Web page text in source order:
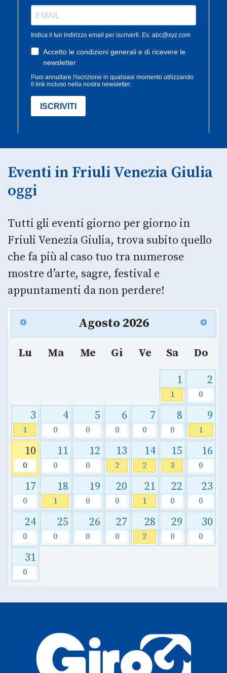
Eventi in Friuli Venezia Giulia
oggi
Tutti gli eventi giorno per giorno in
Friuli Venezia Giulia, trova subito quello
che fa più al caso tuo tra numerose
mostre d’arte, sagre, festival e
appuntamenti da non perdere!
Agosto 2026
Lu Ma Me Gi Ve Sa
Do
1
1
2
0
3
1
4
0
5
0
6
0
7
0
8
0
9
1
10
0
11
0
12
0
13
2
14
2
15
3
16
0
17
0
18
1
19
0
20
0
21
1
22
0
23
0
24
0
25
0
26
0
27
0
28
2
29
0
30
0
31
0